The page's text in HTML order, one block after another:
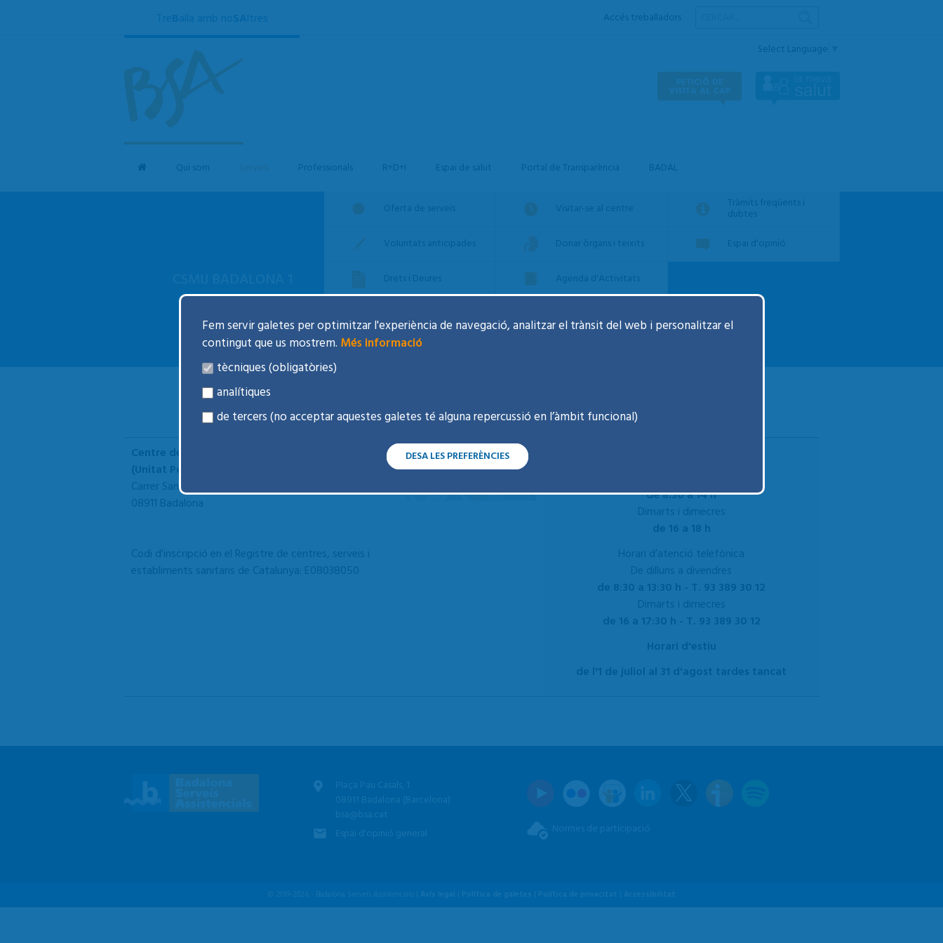
TreBalla amb noSAltres
Accés treballadors
Select Language
Qui som Serveis Professionals R+D+I Espai de salut Portal de Transparència BADAL
Centre de Salut Mental Infantil i Juvenil Badalona 1
(Unitat Polivalent de Salut Mental de BSA)
Carrer Sant Anastasi, 42
08911 Badalona
Codi d'inscripció en el Registre de centres, serveis i
establiments sanitaris de Catalunya: E08038050
de 8:30 a 14 h
Dimarts i dimecres
de 16 a 18 h
Horari d’atenció telefònica
De dilluns a divendres
de 8:30 a 13:30 h - T. 93 389 30 12
Dimarts i dimecres
de 16 a 17:30 h - T. 93 389 30 12
Horari d'estiu
de l'1 de juliol al 31 d'agost tardes tancat
Plaça Pau Casals, 1
08911 Badalona (Barcelona)
bsa@bsa.cat
Espai d'opinió general
Normes de participació
© 2019-2026 - Badalona Serveis Assistencials | Avís legal Política de galetes Política de privacitat Accessibilitat
Fem servir galetes per optimitzar l'experiència de navegació, analitzar el trànsit del web i personalitzar el
contingut que us mostrem. Més informació
tècniques (obligatòries)
analítiques
de tercers (no acceptar aquestes galetes té alguna repercussió en l’àmbit funcional)
DESA LES PREFERÈNCIES